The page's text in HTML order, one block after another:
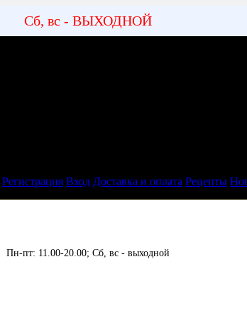
Сб, вс - ВЫХОДНОЙ
Регистрация Вход Доставка и оплата Рецепты
Пн-пт: 11.00-20.00; Сб, вс - выходной